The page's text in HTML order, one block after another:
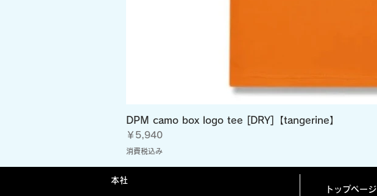
DPM camo box logo tee [DRY]【tangerine】
価格
￥5,940
消費税込み
​本社
トップページ